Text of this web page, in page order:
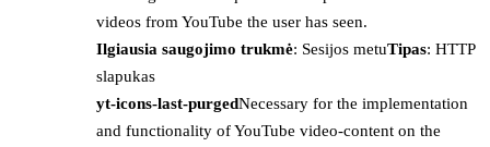
videos from YouTube the user has seen.
Ilgiausia saugojimo trukmė: Sesijos metuTipas: HTTP
slapukas
yt-icons-last-purgedNecessary for the implementation
and functionality of YouTube video-content on the